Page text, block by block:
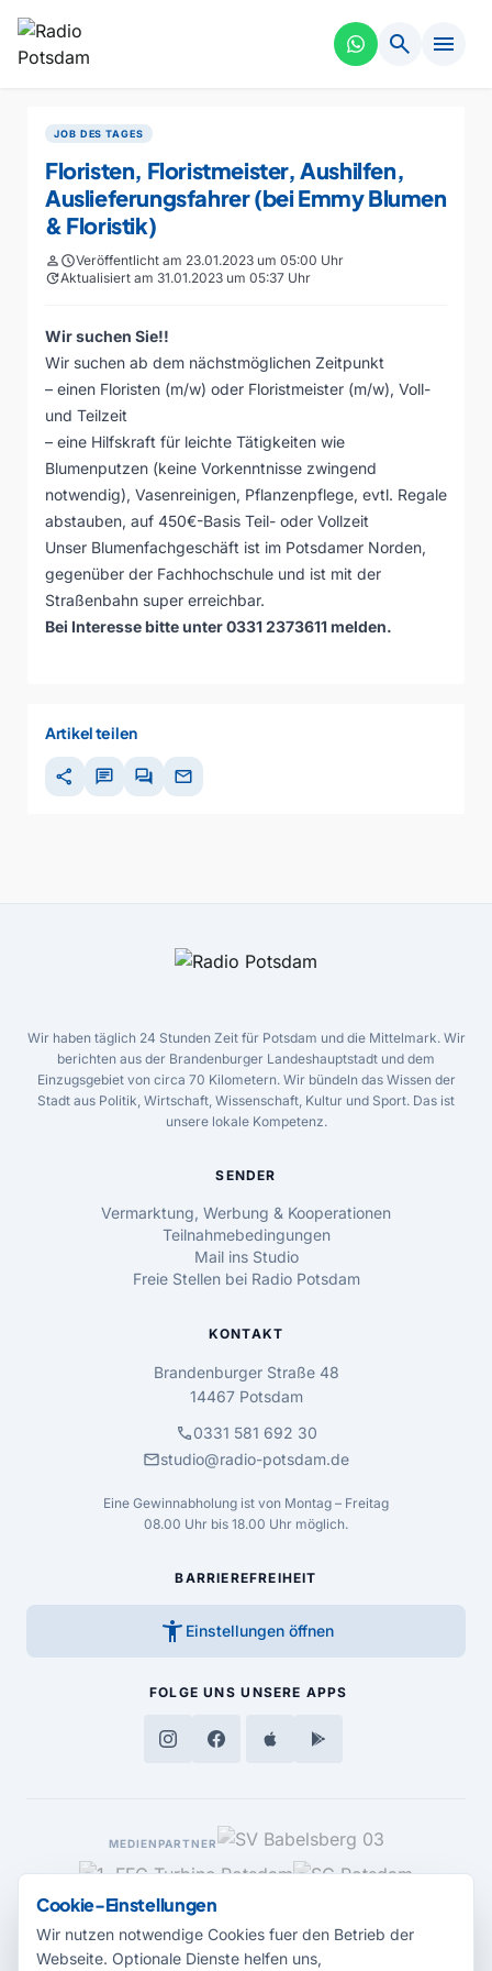
search menu
JOB DES TAGES
Floristen, Floristmeister, Aushilfen,
Auslieferungsfahrer (bei Emmy Blumen
& Floristik)
personscheduleVeröffentlicht am 23.01.2023 um 05:00 Uhr
updateAktualisiert am 31.01.2023 um 05:37 Uhr
Wir suchen Sie!!
Wir suchen ab dem nächstmöglichen Zeitpunkt
– einen Floristen (m/w) oder Floristmeister (m/w), Voll-
und Teilzeit
– eine Hilfskraft für leichte Tätigkeiten wie
Blumenputzen (keine Vorkenntnisse zwingend
notwendig), Vasenreinigen, Pflanzenpflege, evtl. Regale
abstauben, auf 450€-Basis Teil- oder Vollzeit
Unser Blumenfachgeschäft ist im Potsdamer Norden,
gegenüber der Fachhochschule und ist mit der
Straßenbahn super erreichbar.
Bei Interesse bitte unter 0331 2373611 melden.
Artikel teilen
share chat forum mail
Wir haben täglich 24 Stunden Zeit für Potsdam und die Mittelmark. Wir
berichten aus der Brandenburger Landeshauptstadt und dem
Einzugsgebiet von circa 70 Kilometern. Wir bündeln das Wissen der
Stadt aus Politik, Wirtschaft, Wissenschaft, Kultur und Sport. Das ist
unsere lokale Kompetenz.
SENDER
Vermarktung, Werbung & Kooperationen
Teilnahmebedingungen
Mail ins Studio
Freie Stellen bei Radio Potsdam
KONTAKT
Brandenburger Straße 48
14467 Potsdam
call0331 581 692 30
mailstudio@radio-potsdam.de
Eine Gewinnabholung ist von Montag – Freitag
08.00 Uhr bis 18.00 Uhr möglich.
BARRIEREFREIHEIT
accessibility_new Einstellungen öffnen
FOLGE UNS UNSERE APPS
MEDIENPARTNER
Cookie-Einstellungen
Wir nutzen notwendige Cookies fuer den Betrieb der
Webseite. Optionale Dienste helfen uns,